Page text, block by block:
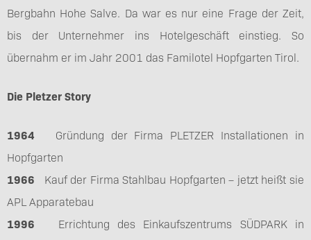
Bergbahn Hohe Salve. Da war es nur eine Frage der Zeit,
bis der Unternehmer ins Hotelgeschäft einstieg. So
übernahm er im Jahr 2001 das Familotel Hopfgarten Tirol.
Die Pletzer Story
1964 Gründung der Firma PLETZER Installationen in
Hopfgarten
1966 Kauf der Firma Stahlbau Hopfgarten – jetzt heißt sie
APL Apparatebau
1996 Errichtung des Einkaufszentrums SÜDPARK in